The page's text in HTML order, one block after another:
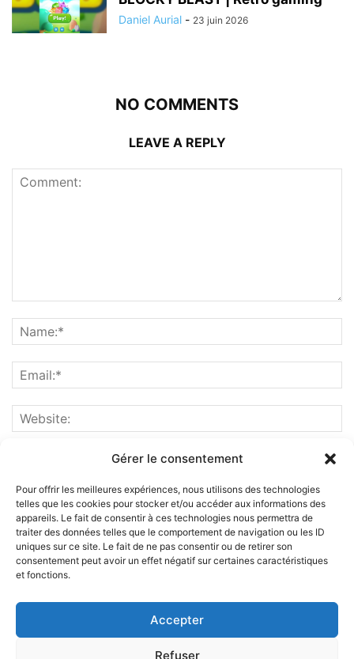
Gérer le consentement
Pour offrir les meilleures expériences, nous utilisons des technologies
telles que les cookies pour stocker et/ou accéder aux informations des
appareils. Le fait de consentir à ces technologies nous permettra de
traiter des données telles que le comportement de navigation ou les ID
uniques sur ce site. Le fait de ne pas consentir ou de retirer son
consentement peut avoir un effet négatif sur certaines caractéristiques
et fonctions.
Accepter
Refuser
Daniel Aurial - 23 juin 2026
NO COMMENTS
LEAVE A REPLY
ABOUT US
FOLLOW US